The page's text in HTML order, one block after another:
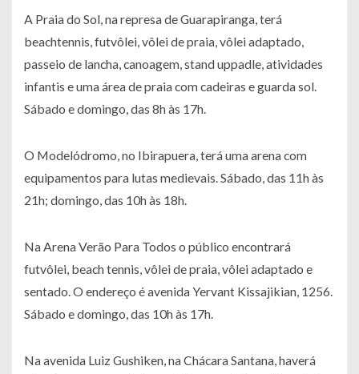
A Praia do Sol, na represa de Guarapiranga, terá
beachtennis, futvôlei, vôlei de praia, vôlei adaptado,
passeio de lancha, canoagem, stand uppadle, atividades
infantis e uma área de praia com cadeiras e guarda sol.
Sábado e domingo, das 8h às 17h.
O Modelódromo, no Ibirapuera, terá uma arena com
equipamentos para lutas medievais. Sábado, das 11h às
21h; domingo, das 10h às 18h.
Na Arena Verão Para Todos o público encontrará
futvôlei, beach tennis, vôlei de praia, vôlei adaptado e
sentado. O endereço é avenida Yervant Kissajikian, 1256.
Sábado e domingo, das 10h às 17h.
Na avenida Luiz Gushiken, na Chácara Santana, haverá